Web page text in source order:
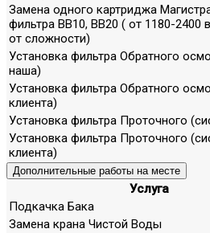
Замена одного картриджа
фильтра ВВ10, ВВ20 ( от 1180-2400
от сложности)
Установка фильтра Обратного
наша)
Установка фильтра Обратного
клиента)
Установка фильтра Проточного
Установка фильтра Проточного
клиента)
Дополнительные работы на месте
Услуга
Подкачка Бака
Замена крана Чистой Воды